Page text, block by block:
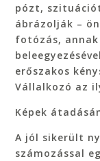
pózt,
ábrázolják –
fotózás,
erőszakos
Vállalkozó az
Képek
A jól sikerült
számozással